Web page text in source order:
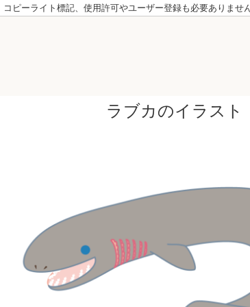
ピーライト標記、使用許可やユーザー登録も必要ありませ
ラブカのイラスト